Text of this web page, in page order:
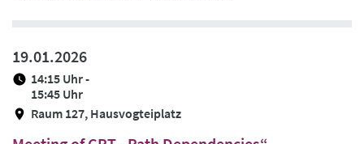
19.01.2026
14:15 Uhr -
15:45 Uhr
Raum 127, Hausvogteiplatz